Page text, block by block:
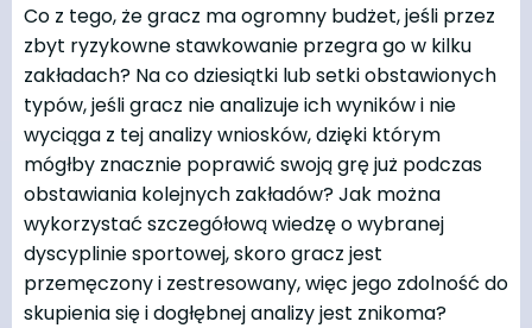
Co z tego, że gracz ma ogromny budżet, jeśli przez
zbyt ryzykowne stawkowanie przegra go w kilku
zakładach? Na co dziesiątki lub setki obstawionych
typów, jeśli gracz nie analizuje ich wyników i nie
wyciąga z tej analizy wniosków, dzięki którym
mógłby znacznie poprawić swoją grę już podczas
obstawiania kolejnych zakładów? Jak można
wykorzystać szczegółową wiedzę o wybranej
dyscyplinie sportowej, skoro gracz jest
przemęczony i zestresowany, więc jego zdolność do
skupienia się i dogłębnej analizy jest znikoma?